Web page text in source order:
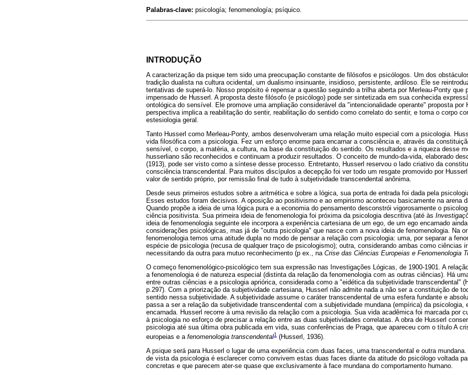
Palabras-clave: psicología; fenomenología; psíquico.
INTRODUÇÃO
A caracterização da psique tem sido uma preocupação constante de filósofos e psicólogos. Um dos
tradição dualista na cultura ocidental, um dualismo insinuante, insidioso, persistente, ardiloso. Ele se
tentativas de superá-lo. Nosso propósito é repensar a questão seguindo a trilha aberta por Merleau-Ponty que
impensado de Husserl. A proposta deste filósofo (e psicólogo) pode ser sintetizada em sua conhecida
ontológica do sensível. Ele promove uma ampliação considerável da "intencionalidade operante" proposta por
perspectiva implica a reabilitação do sentir, reabilitação do sentido como correlato do sentir, e toma o corpo
estesiologia geral.
Tanto Husserl como Merleau-Ponty, ambos desenvolveram uma relação muito especial com a psicologia.
vida filosófica com a psicologia. Fez um esforço enorme para encarnar a consciência e, através da
sensível, o corpo, a matéria, a cultura, na base da constituição do sentido. Os resultados e a riqueza desse
husserliano são reconhecidos e continuam a produzir resultados. O conceito de mundo-da-vida, elaborado
(1913), pode ser visto como a síntese desse processo. Entretanto, Husserl reservou o lado criativo da
consciência transcendental. Para muitos discípulos a decepção foi ver todo um resgate promovido por
valor de sentido próprio, por remissão final de tudo à subjetividade transcendental anônima.
Desde seus primeiros estudos sobre a aritmética e sobre a lógica, sua porta de entrada foi dada pela
Esses estudos foram decisivos. A oposição ao positivismo e ao empirismo aconteceu basicamente na arena
Quando propõe a ideia de uma lógica pura e a economia do pensamento desconstrói vigorosamente o
ciência positivista. Sua primeira ideia de fenomenologia foi próxima da psicologia descritiva (até às
ideia de fenomenologia seguinte ele incorpora a experiência cartesiana de um ego, de um ego encarnado
considerações psicológicas, mas já de "outra psicologia" que nasce com a nova ideia de fenomenologia. Na
fenomenologia temos uma atitude dupla no modo de pensar a relação com psicologia: uma, por separar a
espécie de psicologia (recusa de qualquer traço de psicologismo); outra, considerando ambas como ciências
necessitando da outra para mutuo reconhecimento (p ex., na Crise das Ciências Europeias e Fenomenologia
O começo fenomenológico-psicológico tem sua expressão nas Investigações Lógicas, de 1900-1901. A
a fenomenologia é de natureza especial (distinta da relação da fenomenologia com as outras ciências). Há
entre outras ciências e a psicologia apriórica, considerada como a "eidética da subjetividade transcendental"
p.297). Com a priorização da subjetividade cartesiana, Husserl não admite nada a não ser a constituição de
sentido nessa subjetividade. A subjetividade assume o caráter transcendental de uma esfera fundante e
passa a ser a relação da subjetividade transcendental com a subjetividade mundana (empírica) da psicologia,
encarnada. Husserl recorre à uma revisão da relação com a psicologia. Sua vida acadêmica foi marcada por
à psicologia no esforço de precisar a relação entre as duas subjetividades correlatas. A obra de Husserl
psicologia até sua última obra publicada em vida, suas conferências de Praga, que apareceu com o título A
europeias e a fenomenologia transcendental1 (Husserl, 1936).
A psique será para Husserl o lugar de uma experiência com duas faces, uma transcendental e outra
de vista da psicologia é esclarecer como convivem estas duas faces diante da atitude do psicólogo voltada
concretas e que parecem ater-se quase que exclusivamente à face mundana do comportamento humano.